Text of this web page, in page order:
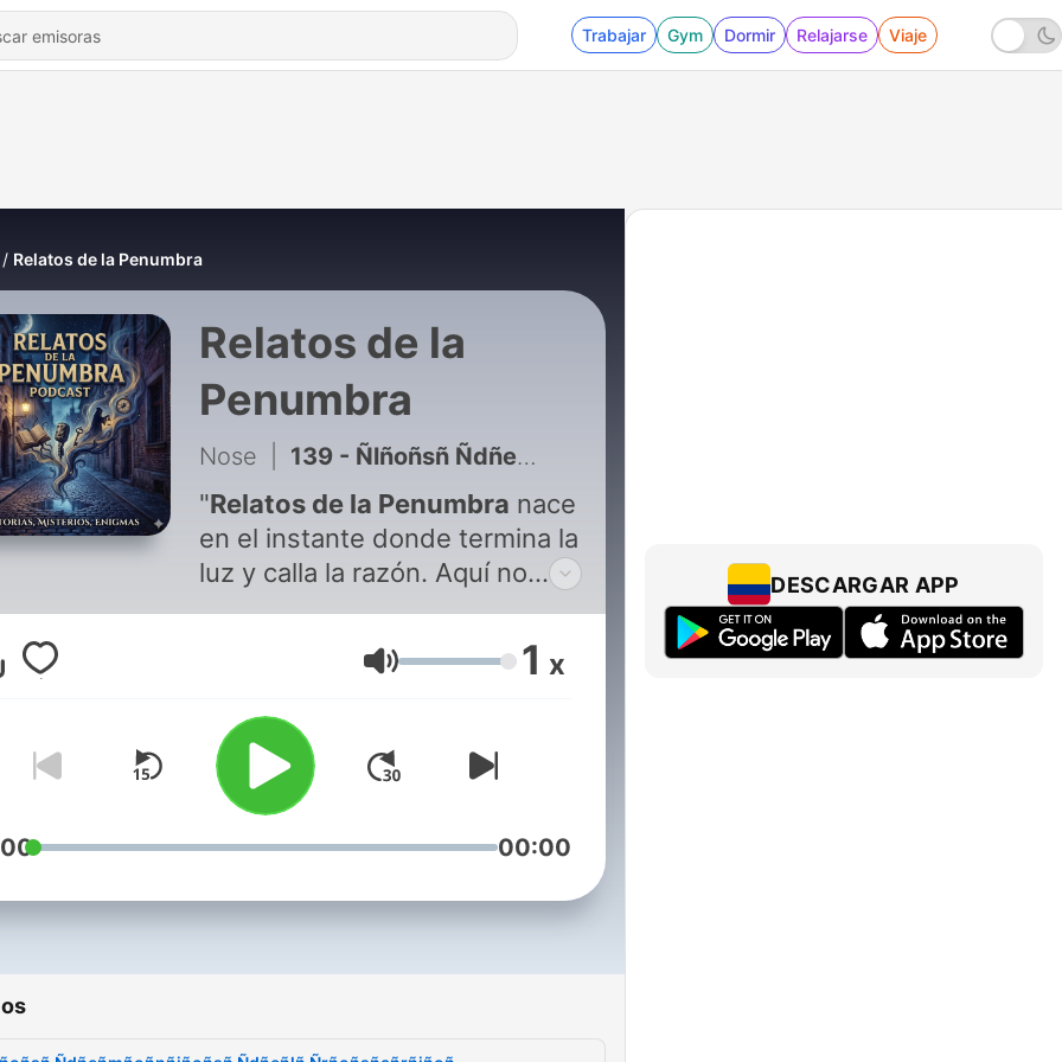
Trabajar Gym Dormir Relajarse Viaje
Relatos de la Penumbra
Relatos de la
Penumbra
Nose 139 - Ñlñoñsñ Ñdñeñmñoñnñiñoñsñ Ñdñeñlñ Ñrñoñsñañrñiñoñ Ñ(ñhñiñsñtñoñrñiñañ Ñcñoñmñpñlñeñtñañ)ñ
"Relatos de la Penumbra nace
en el instante donde termina la
luz y calla la razón. Aquí no
solo contamos historias;
buscamos las voces que
susurran en los rincones más
oscuros de México e
Iberoamérica. Desde las
carreteras solitarias donde el
tiempo parece detenerse,
hasta la inquietante calma de
exploramos aquello que
las luces y deja que la
veces, lo más aterrador no es
Volumen 1 x
00:00
DESCARGAR APP